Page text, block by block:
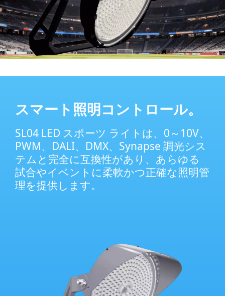
スマート照明コントロール。
SL04 LED スポーツ ライトは、0～10V、
PWM、DALI、DMX、Synapse 調光シス
テムと完全に互換性があり、あらゆる
試合やイベントに柔軟かつ正確な照明管
理を提供します。